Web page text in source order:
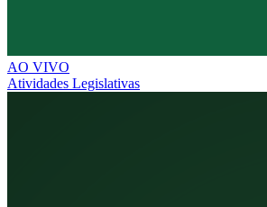
AO VIVO
Atividades Legislativas